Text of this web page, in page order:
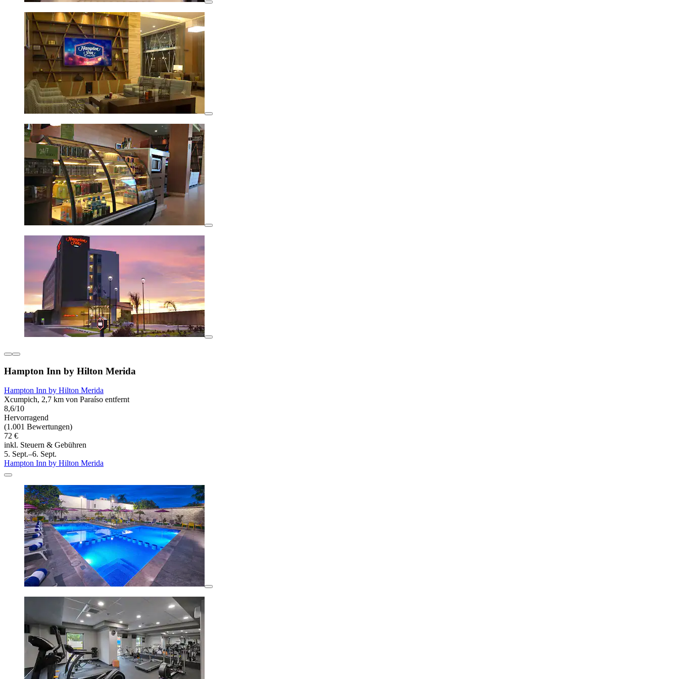
Hampton Inn by Hilton Merida
Hampton Inn by Hilton Merida
Xcumpich, 2,7 km von Paraíso entfernt
8,6/10
Hervorragend
(1.001 Bewertungen)
72 €
inkl. Steuern & Gebühren
5. Sept.–6. Sept.
Hampton Inn by Hilton Merida